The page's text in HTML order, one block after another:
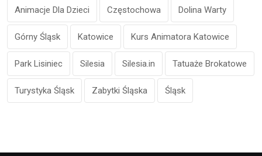
Animacje Dla Dzieci Częstochowa Dolina Warty
Górny Śląsk Katowice Kurs Animatora Katowice
Park Lisiniec Silesia Silesia.in Tatuaże Brokatowe
Turystyka Śląsk Zabytki Śląska Śląsk